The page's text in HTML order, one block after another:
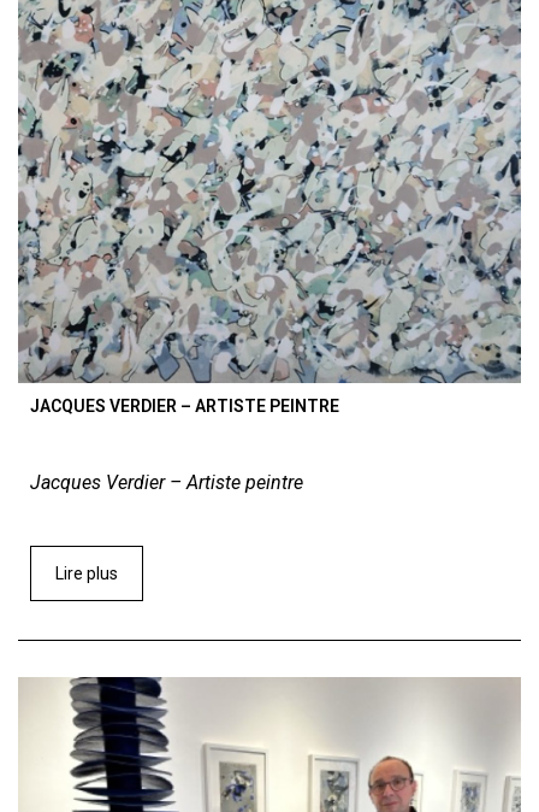
JACQUES VERDIER – ARTISTE PEINTRE
Jacques Verdier – Artiste peintre
Lire plus